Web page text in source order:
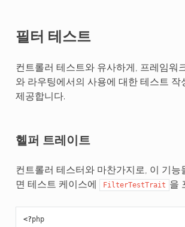
필터 테스트
컨트롤러 테스트와 유사하게, 프레임워
와 라우팅에서의 사용에 대한 테스트 작
제공합니다.
헬퍼 트레이트
컨트롤러 테스터와 마찬가지로, 이 기능
면 테스트 케이스에
FilterTestTrait 을
<?php